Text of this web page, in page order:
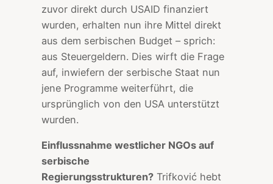
zuvor direkt durch USAID finanziert
wurden, erhalten nun ihre Mittel direkt
aus dem serbischen Budget – sprich:
aus Steuergeldern. Dies wirft die Frage
auf, inwiefern der serbische Staat nun
jene Programme weiterführt, die
ursprünglich von den USA unterstützt
wurden.
Einflussnahme westlicher NGOs auf
serbische
Regierungsstrukturen? Trifković hebt